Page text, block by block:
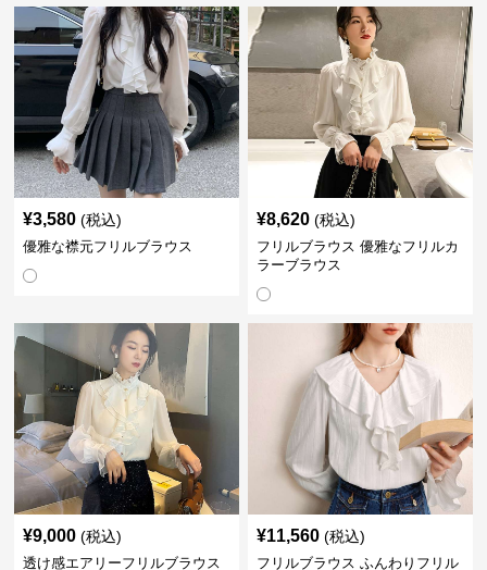
¥3,580 (税込)
優雅な襟元フリルブラウス
¥8,620 (税込)
フリルブラウス 優雅なフリルカ
ラーブラウス
¥9,000 (税込)
透け感エアリーフリルブラウス
¥11,560 (税込)
フリルブラウス ふんわりフリル